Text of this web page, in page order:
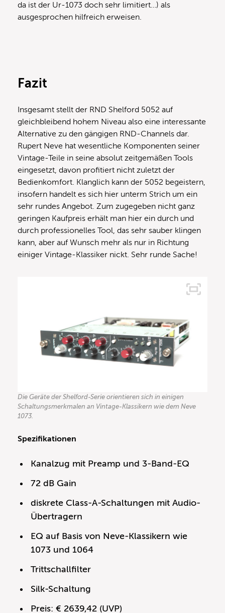
da ist der Ur-1073 doch sehr limitiert…) als
ausgesprochen hilfreich erweisen.
Fazit
Insgesamt stellt der RND Shelford 5052 auf
gleichbleibend hohem Niveau also eine interessante
Alternative zu den gängigen RND-Channels dar.
Rupert Neve hat wesentliche Komponenten seiner
Vintage-Teile in seine absolut zeitgemäßen Tools
eingesetzt, davon profitiert nicht zuletzt der
Bedienkomfort. Klanglich kann der 5052 begeistern,
insofern handelt es sich hier unterm Strich um ein
sehr rundes Angebot. Zum zugegeben nicht ganz
geringen Kaufpreis erhält man hier ein durch und
durch professionelles Tool, das sehr sauber klingen
kann, aber auf Wunsch mehr als nur in Richtung
einiger Vintage-Klassiker nickt. Sehr runde Sache!
Die Geräte der Shelford-Serie orientieren sich in einigen
Schaltungsmerkmalen an Vintage-Klassikern wie dem Neve
1073.
Spezifikationen
Kanalzug mit Preamp und 3-Band-EQ
72 dB Gain
diskrete Class-A-Schaltungen mit Audio-
Übertragern
EQ auf Basis von Neve-Klassikern wie
1073 und 1064
Trittschallfilter
Silk-Schaltung
Preis: € 2639,42 (UVP)